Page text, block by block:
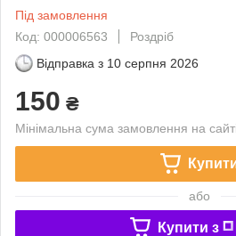
Під замовлення
Код: 000006563
Роздріб
Відправка з 10 серпня 2026
150 ₴
Мінімальна сума замовлення на
або
Купити з